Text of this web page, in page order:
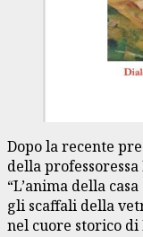
Dopo la recente
della
“L’anima della
gli scaffali della
nel cuore storico di